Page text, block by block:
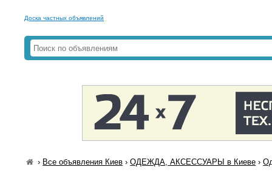
Доска частных объявлений
› Все объявления Киев ›ОДЕЖДА, АКСЕССУАРЫ в Киеве ›